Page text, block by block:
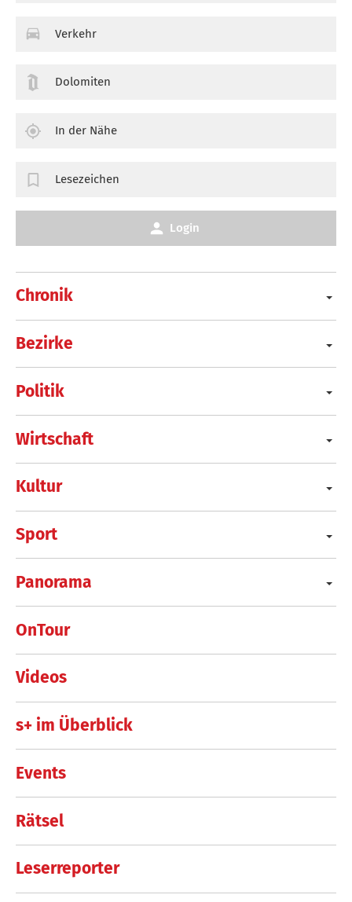
Chronik
Bezirke
Politik
Wirtschaft
Kultur
Sport
Panorama
OnTour
Videos
s+ im Überblick
Events
Rätsel
Leserreporter
Verkehr
Dolomiten
In der Nähe
Lesezeichen
Login